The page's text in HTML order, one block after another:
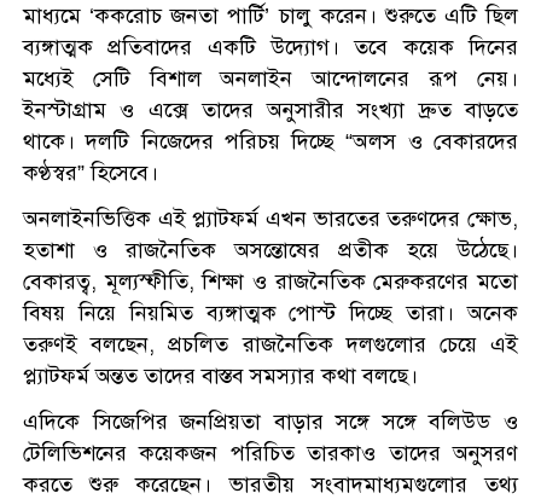
মাধ্যমে ‘ককরোচ জনতা পার্টি’ চালু করেন। শুরুতে এটি ছিল
ব্যঙ্গাত্মক প্রতিবাদের একটি উদ্যোগ। তবে কয়েক দিনের
মধ্যেই সেটি বিশাল অনলাইন আন্দোলনের রূপ নেয়।
ইনস্টাগ্রাম ও এক্সে তাদের অনুসারীর সংখ্যা দ্রুত বাড়তে
থাকে। দলটি নিজেদের পরিচয় দিচ্ছে “অলস ও বেকারদের
কণ্ঠস্বর” হিসেবে।
অনলাইনভিত্তিক এই প্ল্যাটফর্ম এখন ভারতের তরুণদের ক্ষোভ,
হতাশা ও রাজনৈতিক অসন্তোষের প্রতীক হয়ে উঠেছে।
বেকারত্ব, মূল্যস্ফীতি, শিক্ষা ও রাজনৈতিক মেরুকরণের মতো
বিষয় নিয়ে নিয়মিত ব্যঙ্গাত্মক পোস্ট দিচ্ছে তারা। অনেক
তরুণই বলছেন, প্রচলিত রাজনৈতিক দলগুলোর চেয়ে এই
প্ল্যাটফর্ম অন্তত তাদের বাস্তব সমস্যার কথা বলছে।
এদিকে সিজেপির জনপ্রিয়তা বাড়ার সঙ্গে সঙ্গে বলিউড ও
টেলিভিশনের কয়েকজন পরিচিত তারকাও তাদের অনুসরণ
করতে শুরু করেছেন। ভারতীয় সংবাদমাধ্যমগুলোর তথ্য